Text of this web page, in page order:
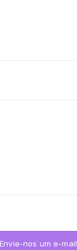
Envie-nos um e-mail